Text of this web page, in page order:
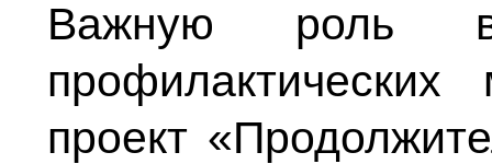
Важную роль в
проект